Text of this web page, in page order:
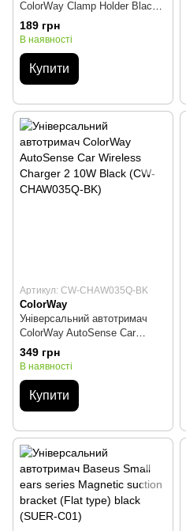
ColorWay Clamp Holder Black
(CW-CHC012-BK)
189 грн
В наявності
Купити
Артикул: CW-CHAW035Q-BK
ColorWay
Універсальний автотримач
ColorWay AutoSense Car
Wireless Charger 2 10W Black
(CW-CHAW035Q-BK)
349 грн
В наявності
Купити